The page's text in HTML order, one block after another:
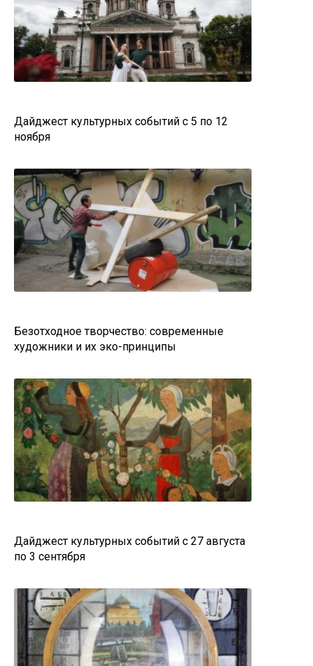
Дайджест культурных событий с 5 по 12
ноября
Безотходное творчество: современные
художники и их эко-принципы
Дайджест культурных событий с 27 августа
по 3 сентября